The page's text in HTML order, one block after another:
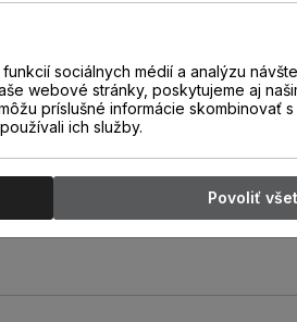
časti
sociálnych médií a analýzu
webové stránky, poskytujeme aj
príslušné informácie skombinovať
ich služby.
Povoliť